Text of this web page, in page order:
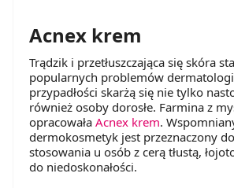
Acnex krem
Trądzik i przetłuszczająca się skóra
popularnych problemów
przypadłości skarżą się nie tylko
również osoby dorosłe. Farmina z
opracowała Acnex krem.
dermokosmetyk jest przeznaczony
stosowania u osób z cerą tłustą,
do niedoskonałości.